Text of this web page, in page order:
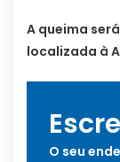
A queima
localizada à
O seu